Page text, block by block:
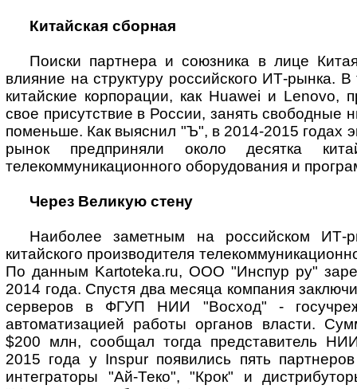
Китайская сборная
Поиски партнера и союзника в лице
влияние на структуру российского ИТ-рынка.
китайские корпорации, как Huawei и Lenovo,
свое присутствие в России, занять
поменьше. Как выяснил "Ъ", в 2014-2015 годах
рынок предприняли около десятка
телекоммуникационного оборудования и
Через Великую стену
Наиболее заметным на российском ИТ-
китайского производителя
По данным Kartoteka.ru, ООО "Инспур ру"
2014 года. Спустя два месяца компания
серверов в ФГУП НИИ "Восход" -
автоматизацией работы органов власти.
$200 млн, сообщал тогда представитель
2015 года у Inspur появились пять
интеграторы "Ай-Теко", "Крок" и